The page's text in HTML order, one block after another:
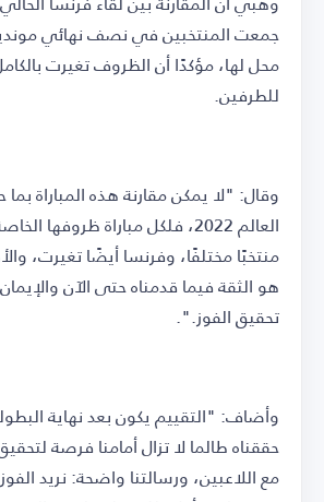
محل لها، مؤكدًا أن الظروف تغيرت
للطرفين.
وقال: "لا يمكن مقارنة هذه المباراة
العالم 2022، فلكل مباراة ظروفها
منتخبًا مختلفًا، وفرنسا أيضًا تغيرت،
هو الثقة فيما قدمناه حتى الآن
تحقيق الفوز.".
وأضاف: "التقييم يكون بعد نهاية
حققناه طالما لا تزال أمامنا فرصة
مع اللاعبين، ورسالتنا واضحة: نريد